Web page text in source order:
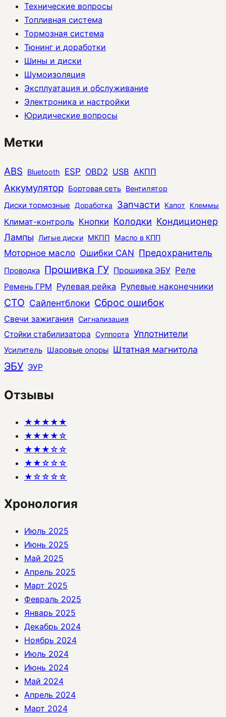
Технические вопросы
Топливная система
Тормозная система
Тюнинг и доработки
Шины и диски
Шумоизоляция
Эксплуатация и обслуживание
Электроника и настройки
Юридические вопросы
Метки
ABS Bluetooth ESP OBD2 USB АКПП
Аккумулятор Бортовая сеть Вентилятор
Диски тормозные Доработка Запчасти Капот Клеммы
Климат-контроль Кнопки Колодки Кондиционер
Лампы Литые диски МКПП Масло в КПП
Моторное масло Ошибки CAN Предохранитель
Проводка Прошивка ГУ Прошивка ЭБУ Реле
Ремень ГРМ Рулевая рейка Рулевые наконечники
СТО Сайлентблоки Сброс ошибок
Свечи зажигания Сигнализация
Стойки стабилизатора Суппорта Уплотнители
Усилитель Шаровые опоры Штатная магнитола
ЭБУ ЭУР
Отзывы
★★★★★
★★★★☆
★★★☆☆
★★☆☆☆
★☆☆☆☆
Хронология
Июль 2025
Июнь 2025
Май 2025
Апрель 2025
Март 2025
Февраль 2025
Январь 2025
Декабрь 2024
Ноябрь 2024
Июль 2024
Июнь 2024
Май 2024
Апрель 2024
Март 2024